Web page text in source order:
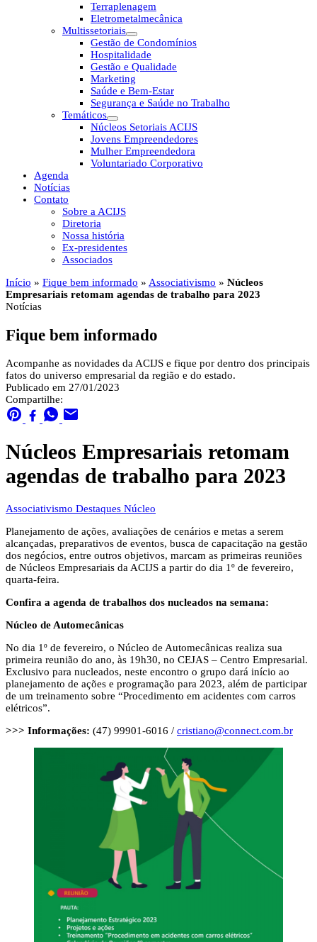
Terraplenagem
Eletrometalmecânica
Multissetoriais
Gestão de Condomínios
Hospitalidade
Gestão e Qualidade
Marketing
Saúde e Bem-Estar
Segurança e Saúde no Trabalho
Temáticos
Núcleos Setoriais ACIJS
Jovens Empreendedores
Mulher Empreendedora
Voluntariado Corporativo
Agenda
Notícias
Contato
Sobre a ACIJS
Diretoria
Nossa história
Ex-presidentes
Associados
Início » Fique bem informado » Associativismo » Núcleos
Empresariais retomam agendas de trabalho para 2023
Notícias
Fique bem informado
Acompanhe as novidades da ACIJS e fique por dentro dos principais
fatos do universo empresarial da região e do estado.
Publicado em 27/01/2023
Compartilhe:
Núcleos Empresariais retomam
agendas de trabalho para 2023
Associativismo Destaques Núcleo
Planejamento de ações, avaliações de cenários e metas a serem
alcançadas, preparativos de eventos, busca de capacitação na gestão
dos negócios, entre outros objetivos, marcam as primeiras reuniões
de Núcleos Empresariais da ACIJS a partir do dia 1º de fevereiro,
quarta-feira.
Confira a agenda de trabalhos dos nucleados na semana:
Núcleo de Automecânicas
No dia 1º de fevereiro, o Núcleo de Automecânicas realiza sua
primeira reunião do ano, às 19h30, no CEJAS – Centro Empresarial.
Exclusivo para nucleados, neste encontro o grupo dará início ao
planejamento de ações e programação para 2023, além de participar
de um treinamento sobre “Procedimento em acidentes com carros
elétricos”.
>>> Informações: (47) 99901-6016 / cristiano@connect.com.br